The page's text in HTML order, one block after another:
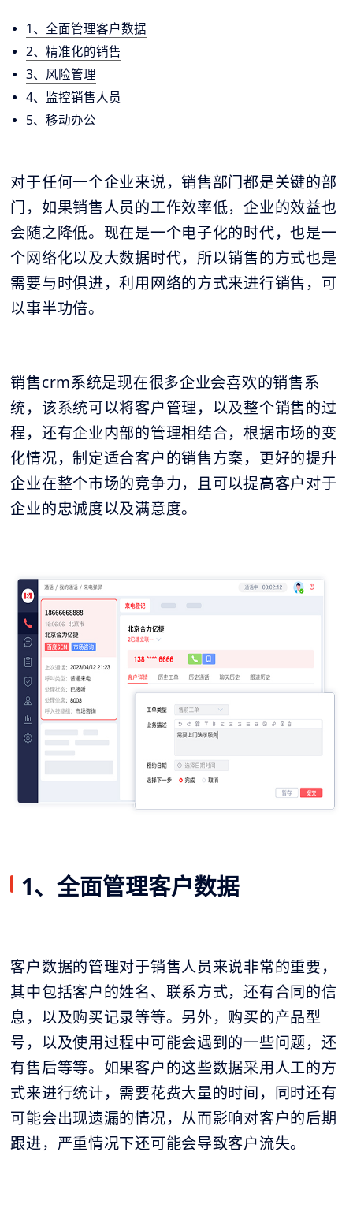
1、全面管理客户数据
2、精准化的销售
3、风险管理
4、监控销售人员
5、移动办公
对于任何一个企业来说，销售部门都是关键的部
门，如果销售人员的工作效率低，企业的效益也
会随之降低。现在是一个电子化的时代，也是一
个网络化以及大数据时代，所以销售的方式也是
需要与时俱进，利用网络的方式来进行销售，可
以事半功倍。
销售crm系统是现在很多企业会喜欢的销售系
统，该系统可以将客户管理，以及整个销售的过
程，还有企业内部的管理相结合，根据市场的变
化情况，制定适合客户的销售方案，更好的提升
企业在整个市场的竞争力，且可以提高客户对于
企业的忠诚度以及满意度。
1、全面管理客户数据
客户数据的管理对于销售人员来说非常的重要，
其中包括客户的姓名、联系方式，还有合同的信
息，以及购买记录等等。另外，购买的产品型
号，以及使用过程中可能会遇到的一些问题，还
有售后等等。如果客户的这些数据采用人工的方
式来进行统计，需要花费大量的时间，同时还有
可能会出现遗漏的情况，从而影响对客户的后期
跟进，严重情况下还可能会导致客户流失。